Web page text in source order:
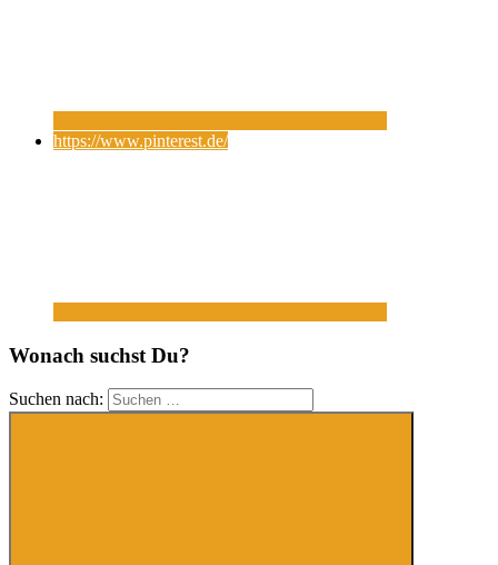
https://www.pinterest.de/
Wonach suchst Du?
Suchen nach: